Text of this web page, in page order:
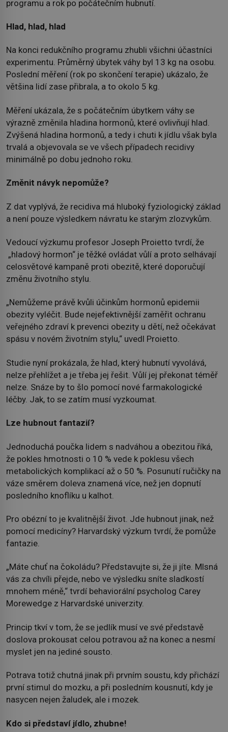
programu a rok po počátečním hubnutí.
Hlad, hlad, hlad
Na konci redukčního programu zhubli všichni účastníci
experimentu. Průměrný úbytek váhy byl 13 kg na osobu.
Poslední měření (rok po skončení terapie) ukázalo, že
většina lidí zase přibrala, a to okolo 5 kg.
Měření ukázala, že s počátečním úbytkem váhy se
výrazně změnila hladina hormonů, které ovlivňují hlad.
Zvýšená hladina hormonů, a tedy i chuti k jídlu však byla
trvalá a objevovala se ve všech případech recidivy
minimálně po dobu jednoho roku.
Změnit návyk nepomůže?
Z dat vyplývá, že recidiva má hluboký fyziologický základ
a není pouze výsledkem návratu ke starým zlozvykům.
Vedoucí výzkumu profesor Joseph Proietto tvrdí, že
„hladový hormon“ je těžké ovládat vůlí a proto selhávají
celosvětové kampaně proti obezitě, které doporučují
změnu životního stylu.
„Nemůžeme právě kvůli účinkům hormonů epidemii
obezity vyléčit. Bude nejefektivnější zaměřit ochranu
veřejného zdraví k prevenci obezity u dětí, než očekávat
spásu v novém životním stylu,“ uvedl Proietto.
Studie nyní prokázala, že hlad, který hubnutí vyvolává,
nelze přehlížet a je třeba jej řešit. Vůlí jej překonat téměř
nelze. Snáze by to šlo pomocí nové farmakologické
léčby. Jak, to se zatím musí vyzkoumat.
Lze hubnout fantazií?
Jednoduchá poučka lidem s nadváhou a obezitou říká,
že pokles hmotnosti o 10 % vede k poklesu všech
metabolických komplikací až o 50 %. Posunutí ručičky na
váze směrem doleva znamená více, než jen dopnutí
posledního knoflíku u kalhot.
Pro obézní to je kvalitnější život. Jde hubnout jinak, než
pomocí medicíny? Harvardský výzkum tvrdí, že pomůže
fantazie.
„Máte chuť na čokoládu? Představujte si, že ji jíte. Mlsná
vás za chvíli přejde, nebo ve výsledku sníte sladkostí
mnohem méně,“ tvrdí behaviorální psycholog Carey
Morewedge z Harvardské univerzity.
Princip tkví v tom, že se jedlík musí ve své představě
doslova prokousat celou potravou až na konec a nesmí
myslet jen na jediné sousto.
Potrava totiž chutná jinak při prvním soustu, kdy přichází
první stimul do mozku, a při posledním kousnutí, kdy je
nasycen nejen žaludek, ale i mozek.
Kdo si představí jídlo, zhubne!